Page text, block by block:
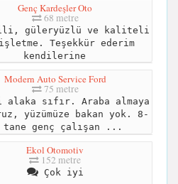
Genç Kardeşler Oto
68 metre
güleryüzlü ve kaliteli
Teşekkür ederim
kendilerine
Modern Auto Service Ford
75 metre
sıfır. Araba almaya
yüzümüze bakan yok. 8-
tane genç çalışan ...
Ekol Otomotiv
152 metre
Çok iyi